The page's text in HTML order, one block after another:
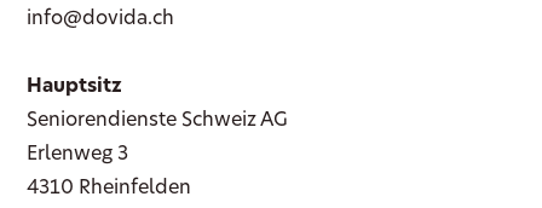
info@dovida.ch
Hauptsitz
Seniorendienste Schweiz AG
Erlenweg 3
4310 Rheinfelden